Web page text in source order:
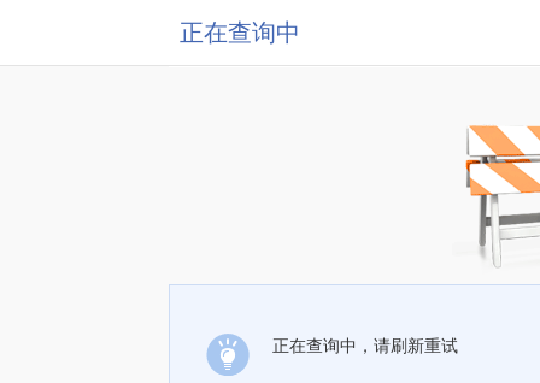
正在查询中
正在查询中，请刷新重试